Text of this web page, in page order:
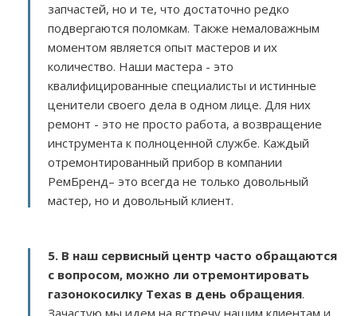
запчастей, но и те, что достаточно редко
подвергаются поломкам. Также немаловажным
моментом является опыт мастеров и их
количество. Наши мастера - это
квалифицированные специалисты и истинные
ценители своего дела в одном лице. Для них
ремонт - это не просто работа, а возвращение
инструмента к полноценной службе. Каждый
отремонтированный прибор в компании
РемБренд– это всегда не только довольный
мастер, но и довольный клиент.
5. В наш сервисный центр часто обращаются
с вопросом, можно ли отремонтировать
газонокосилку Texas в день обращения.
Зачастую мы идем на встречу нашим клиентам и